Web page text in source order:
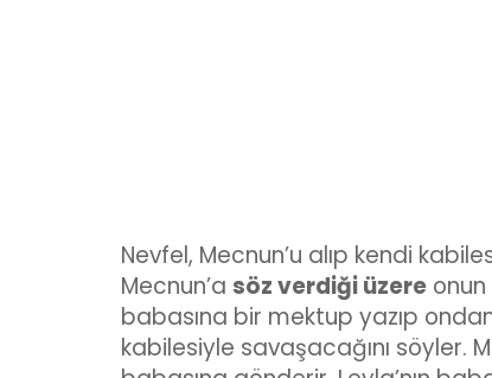
Nevfel, Mecnun’u alıp kendi
Mecnun’a söz verdiği üzere
babasına bir mektup yazıp
kabilesiyle savaşacağını söyler.